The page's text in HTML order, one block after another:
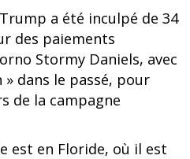
a été inculpé de 34
des paiements
Stormy Daniels, avec
dans le passé, pour
de la campagne
est en Floride, où il est